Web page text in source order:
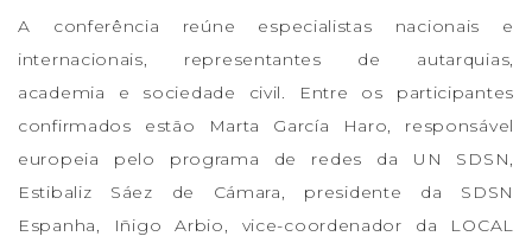
A conferência reúne especialistas nacionais e
internacionais, representantes de autarquias,
academia e sociedade civil. Entre os participantes
confirmados estão Marta García Haro, responsável
europeia pelo programa de redes da UN SDSN,
Estibaliz Sáez de Cámara, presidente da SDSN
Espanha, Iñigo Arbio, vice-coordenador da LOCAL